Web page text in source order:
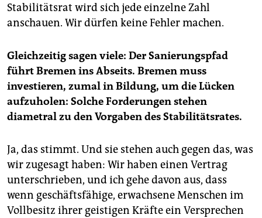
Stabilitätsrat wird sich jede einzelne Zahl
anschauen. Wir dürfen keine Fehler machen.
Gleichzeitig sagen viele: Der Sanierungspfad
führt Bremen ins Abseits. Bremen muss
investieren, zumal in Bildung, um die Lücken
aufzuholen: Solche Forderungen stehen
diametral zu den Vorgaben des Stabilitätsrates.
Ja, das stimmt. Und sie stehen auch gegen das, was
wir zugesagt haben: Wir haben einen Vertrag
unterschrieben, und ich gehe davon aus, dass
wenn geschäftsfähige, erwachsene Menschen im
Vollbesitz ihrer geistigen Kräfte ein Versprechen